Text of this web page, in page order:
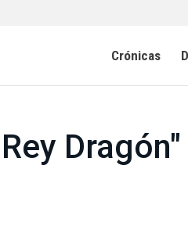
Crónicas
Dragón"